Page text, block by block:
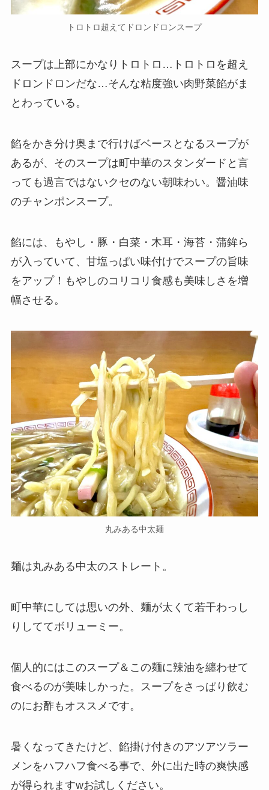
トロトロ超えてドロンドロンスープ
スープは上部にかなりトロトロ…トロトロを超え
ドロンドロンだな…そんな粘度強い肉野菜餡がま
とわっている。
餡をかき分け奥まで行けばベースとなるスープが
あるが、そのスープは町中華のスタンダードと言
っても過言ではないクセのない朝味わい。醤油味
のチャンポンスープ。
餡には、もやし・豚・白菜・木耳・海苔・蒲鉾ら
が入っていて、甘塩っぱい味付けでスープの旨味
をアップ！もやしのコリコリ食感も美味しさを増
幅させる。
丸みある中太麺
麺は丸みある中太のストレート。
町中華にしては思いの外、麺が太くて若干わっし
りしててボリューミー。
個人的にはこのスープ＆この麺に辣油を纏わせて
食べるのが美味しかった。スープをさっぱり飲む
のにお酢もオススメです。
暑くなってきたけど、餡掛け付きのアツアツラー
メンをハフハフ食べる事で、外に出た時の爽快感
が得られますwお試しください。